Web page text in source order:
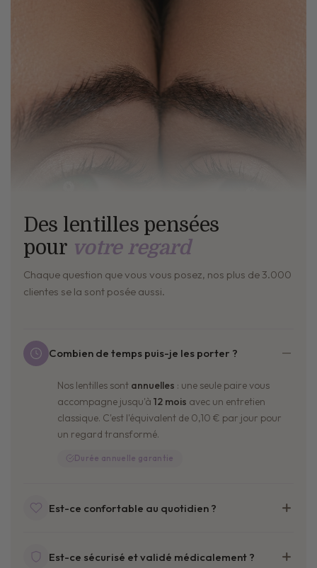
Des lentilles pensées
pour votre regard
Chaque question que vous vous posez, nos plus de 3.000
clientes se la sont posée aussi.
Combien de temps puis-je les porter ?
Nos lentilles sont annuelles : une seule paire vous
accompagne jusqu'à12 mois avec un entretien
classique. C'est l'équivalent de 0,10 € par jour pour
un regard transformé.
Durée annuelle garantie
Est-ce confortable au quotidien ?
Est-ce sécurisé et validé médicalement ?